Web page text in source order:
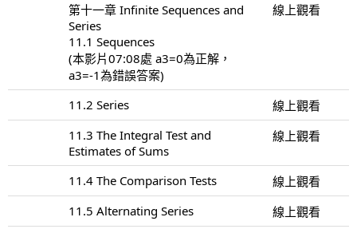
第十一章 Infinite Sequences and
Series
11.1 Sequences
(本影片07:08處 a3=0為正解，
a3=-1為錯誤答案)
線上觀看
11.2 Series
線上觀看
11.3 The Integral Test and
Estimates of Sums
線上觀看
11.4 The Comparison Tests
線上觀看
11.5 Alternating Series
線上觀看